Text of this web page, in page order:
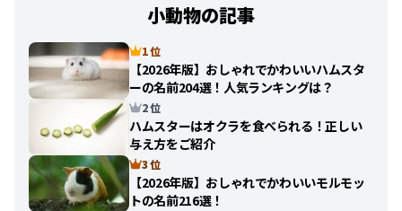
小動物の記事
1 位
【2026年版】おしゃれでかわいいハムスタ
ーの名前204選！人気ランキングは？
2 位
ハムスターはオクラを食べられる！正しい
与え方をご紹介
3 位
【2026年版】おしゃれでかわいいモルモッ
トの名前216選！